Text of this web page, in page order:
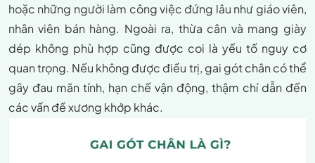
hoặc những người làm công việc đứng lâu như giáo viên,
nhân viên bán hàng. Ngoài ra, thừa cân và mang giày
dép không phù hợp cũng được coi là yếu tố nguy cơ
quan trọng. Nếu không được điều trị, gai gót chân có thể
gây đau mãn tính, hạn chế vận động, thậm chí dẫn đến
các vấn đề xương khớp khác.